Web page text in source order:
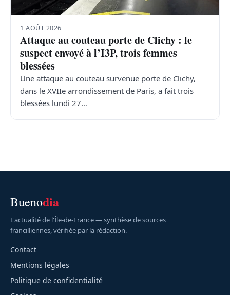
1 AOÛT 2026
Attaque au couteau porte de Clichy : le
suspect envoyé à l’I3P, trois femmes
blessées
Une attaque au couteau survenue porte de Clichy,
dans le XVIIe arrondissement de Paris, a fait trois
blessées lundi 27…
Buenodia
L'actualité de l'Île-de-France — synthèse de sources
francilliennes, vérifiée par la rédaction.
Contact
Mentions légales
Politique de confidentialité